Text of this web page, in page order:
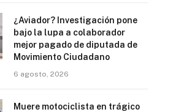
¿Aviador? Investigación pone
bajo la lupa a colaborador
mejor pagado de diputada de
Movimiento Ciudadano
6 agosto, 2026
Muere motociclista en trágico